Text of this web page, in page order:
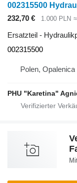
002315500
232,70 €
1.000 PLN
Ersatzteil -
002315500
Polen, Opalenica
PHU "Karetina"